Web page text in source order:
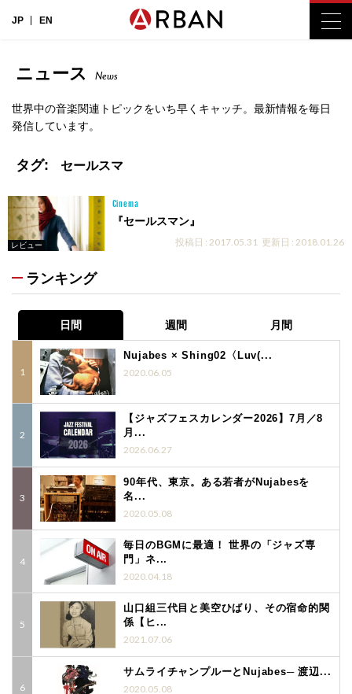
JP EN
ニュース News
世界中の音楽関連トピックをいち早くキャッチ。最新情報を毎日
発信しています。
タグ: セールスマ
レビュー
Cinema
『セールスマン』
投稿日 : 2017.05.31 更新日 : 2018.01.26
ランキング
日間 週間 月間
Nujabes × Shing02〈Luv(...
2020.06.05
【ジャズフェスカレンダー2026】7月／8
月...
2026.06.27
90年代、東京。ある若者がNujabesを
名...
2020.05.08
毎日のBGMに最適！ 世界の「ジャズ専
門」ネ...
2020.04.18
山口組三代目と美空ひばり、その宿命的関
係【ヒ...
2021.07.06
サムライチャンプルーとNujabes─ 渡辺...
2020.05.08